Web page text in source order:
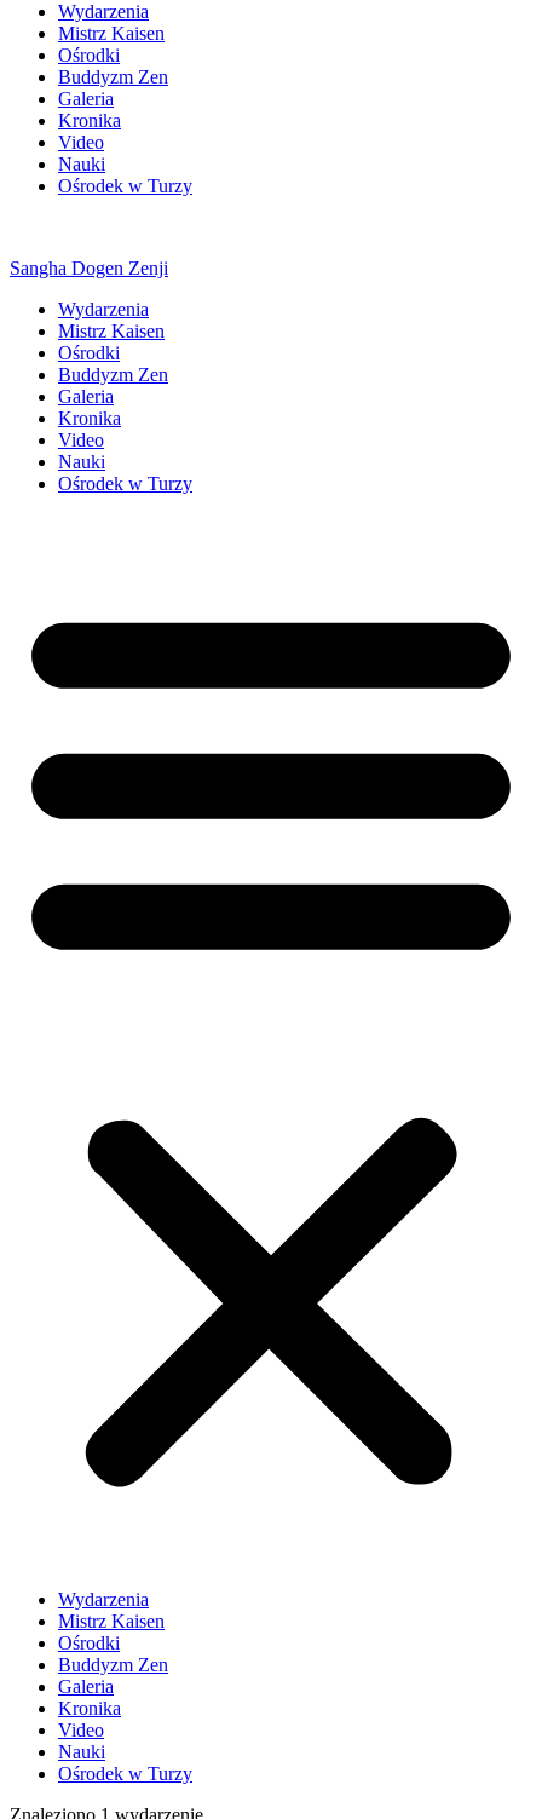
Wydarzenia
Mistrz Kaisen
Ośrodki
Buddyzm Zen
Galeria
Kronika
Video
Nauki
Ośrodek w Turzy
Sangha Dogen Zenji
Wydarzenia
Mistrz Kaisen
Ośrodki
Buddyzm Zen
Galeria
Kronika
Video
Nauki
Ośrodek w Turzy
Wydarzenia
Mistrz Kaisen
Ośrodki
Buddyzm Zen
Galeria
Kronika
Video
Nauki
Ośrodek w Turzy